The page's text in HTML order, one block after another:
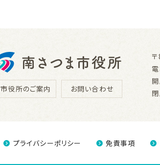
市役所のご案内 お問い合わせ
プライバシーポリシー 免責事項